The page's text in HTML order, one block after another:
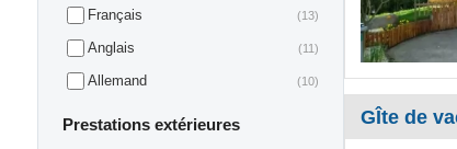
Français (13)
Anglais (11)
Allemand (10)
Prestations extérieures GÎte de